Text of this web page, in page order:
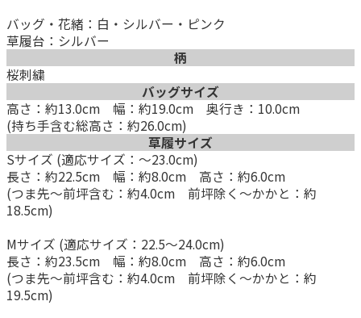
バッグ・花緒：白・シルバー・ピンク
草履台：シルバー
柄
桜刺繍
バッグサイズ
高さ：約13.0cm 幅：約19.0cm 奥行き：10.0cm
(持ち手含む総高さ：約26.0cm)
草履サイズ
Sサイズ (適応サイズ：～23.0cm)
長さ：約22.5cm 幅：約8.0cm 高さ：約6.0cm
(つま先～前坪含む：約4.0cm 前坪除く～かかと：約
18.5cm)
Mサイズ (適応サイズ：22.5～24.0cm)
長さ：約23.5cm 幅：約8.0cm 高さ：約6.0cm
(つま先～前坪含む：約4.0cm 前坪除く～かかと：約
19.5cm)